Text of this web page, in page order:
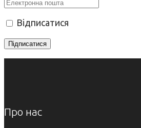
Відписатися
Про нас